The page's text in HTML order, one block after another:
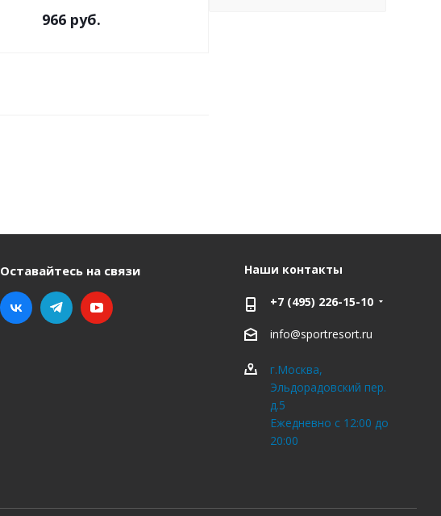
966 руб.
Оставайтесь на связи Наши контакты
+7 (495) 226-15-10
info@sportresort.ru
г.Москва,
Эльдорадовский пер.
д.5
Ежедневно с 12:00 до
20:00